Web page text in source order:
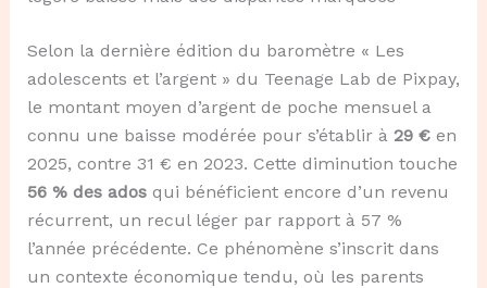
Selon la dernière édition du baromètre « Les
adolescents et l’argent » du Teenage Lab de Pixpay,
le montant moyen d’argent de poche mensuel a
connu une baisse modérée pour s’établir à 29 €en
2025, contre 31 € en 2023. Cette diminution touche
56 % des adosqui bénéficient encore d’un revenu
récurrent, un recul léger par rapport à 57 %
l’année précédente. Ce phénomène s’inscrit dans
un contexte économique tendu, où les parents